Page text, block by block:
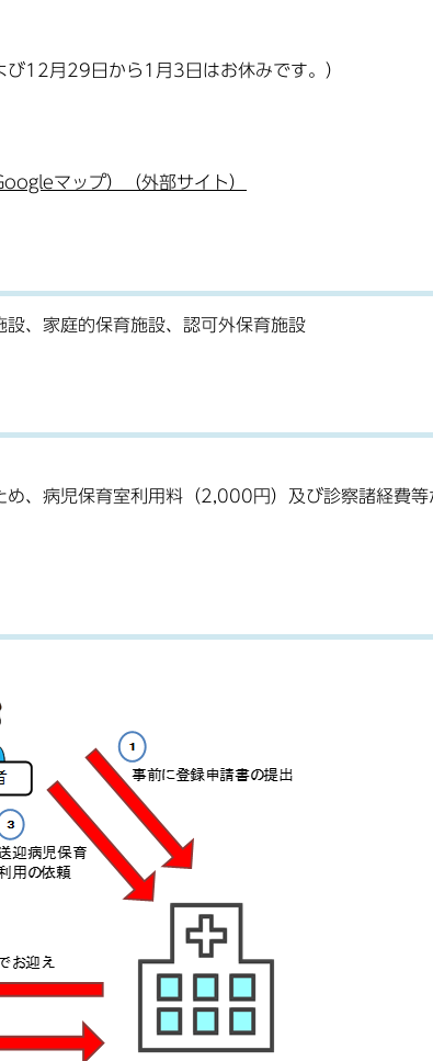
び12月29日から1月3日はお休みです。）
マップ）（外部サイト）
、家庭的保育施設、認可外保育施設
、病児保育室利用料（2,000円）及び診察諸経費等